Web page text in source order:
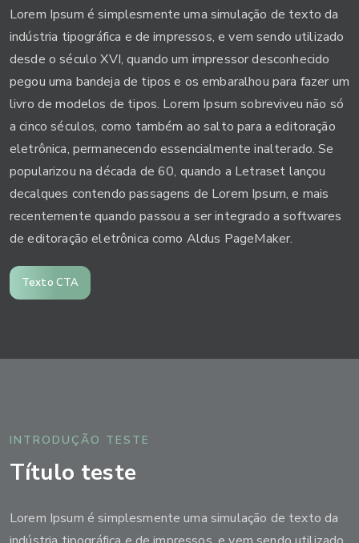
Lorem Ipsum é simplesmente uma simulação de texto da
indústria tipográfica e de impressos, e vem sendo utilizado
desde o século XVI, quando um impressor desconhecido
pegou uma bandeja de tipos e os embaralhou para fazer um
livro de modelos de tipos. Lorem Ipsum sobreviveu não só
a cinco séculos, como também ao salto para a editoração
eletrônica, permanecendo essencialmente inalterado. Se
popularizou na década de 60, quando a Letraset lançou
decalques contendo passagens de Lorem Ipsum, e mais
recentemente quando passou a ser integrado a softwares
de editoração eletrônica como Aldus PageMaker.
Texto CTA
INTRODUÇÃO TESTE
Título teste
Lorem Ipsum é simplesmente uma simulação de texto da